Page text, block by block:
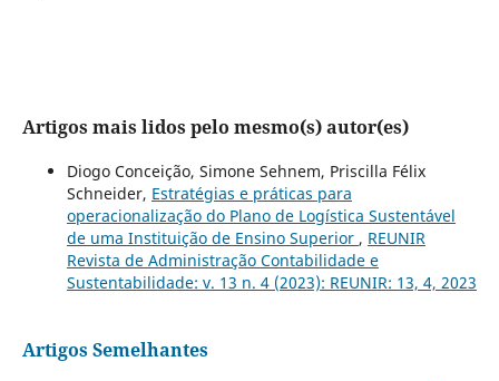
Artigos mais lidos pelo mesmo(s) autor(es)
Diogo Conceição, Simone Sehnem, Priscilla Félix
Schneider, Estratégias e práticas para
operacionalização do Plano de Logística Sustentável
de uma Instituição de Ensino Superior , REUNIR
Revista de Administração Contabilidade e
Sustentabilidade: v. 13 n. 4 (2023): REUNIR: 13, 4, 2023
Artigos Semelhantes